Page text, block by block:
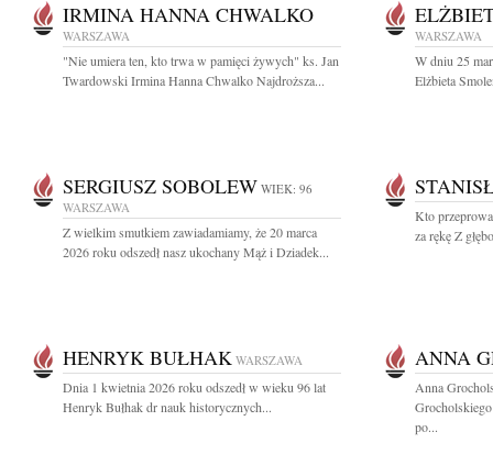
IRMINA HANNA CHWALKO
WARSZAWA
"Nie umiera ten, kto trwa w pamięci żywych" ks. Jan
Twardowski Irmina Hanna Chwalko Najdroższa...
WARSZAWA
W dniu 25
Elżbieta
SERGIUSZ SOBOLEW WIEK: 96
WARSZAWA
Z wielkim smutkiem zawiadamiamy, że 20 marca
2026 roku odszedł nasz ukochany Mąż i Dziadek...
Kto
za rękę Z
HENRYK BUŁHAK WARSZAWA
Dnia 1 kwietnia 2026 roku odszedł w wieku 96 lat
Henryk Bułhak dr nauk historycznych...
ANNA
Anna
po...